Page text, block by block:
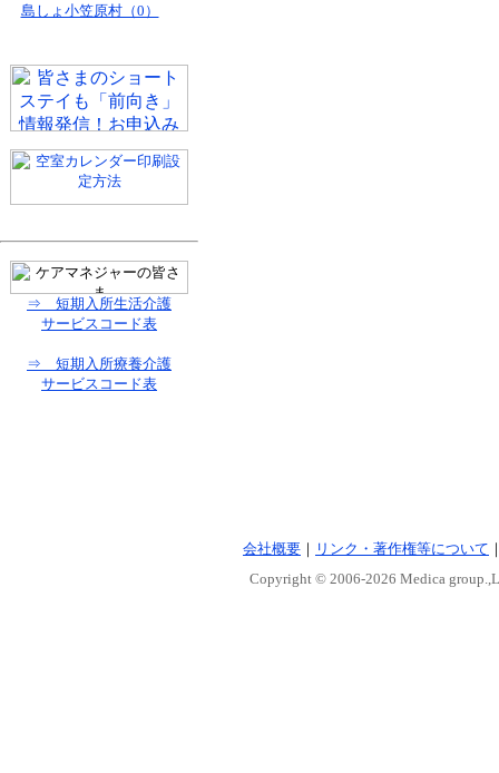
島しょ小笠原村（0）
⇒ 短期入所生活介護
サービスコード表
⇒ 短期入所療養介護
サービスコード表
会社概要 ｜ リンク・著作権等について
Copyright © 2006-2026 Medica